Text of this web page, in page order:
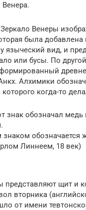
Венеры
была
языческий вид, и
или бусы. По
Алхимики
когда-то
знак обозначал медь
знаком обозначается
Линнеем, 18 век)
представляют щит и
вторника
от имени